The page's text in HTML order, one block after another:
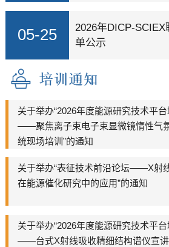
05-25
2026年DICP-
单公示
关于举办“2026年度能源研究技术平台
——聚焦离子束电子束显微镜惰性气
统现场培训”的通知
关于举办“表征技术前沿论坛——X射
在能源催化研究中的应用”的通知
关于举办“2026年度能源研究技术平台
——台式X射线吸收精细结构谱仪宣讲